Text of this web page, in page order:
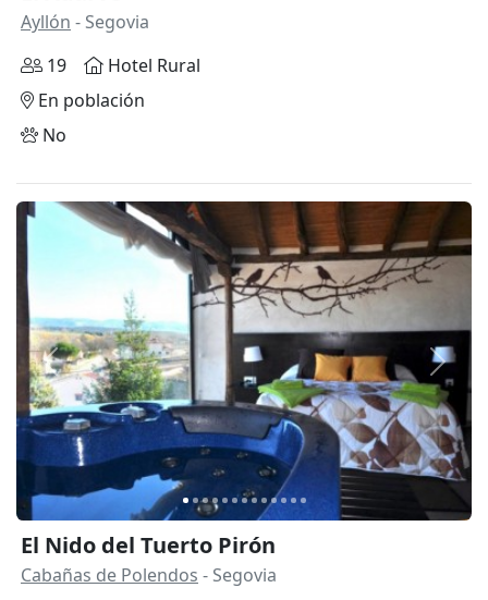
Ayllón - Segovia
19
Hotel Rural
En población
No
Anterior
El Nido del Tuerto Pirón
Cabañas de Polendos - Segovia